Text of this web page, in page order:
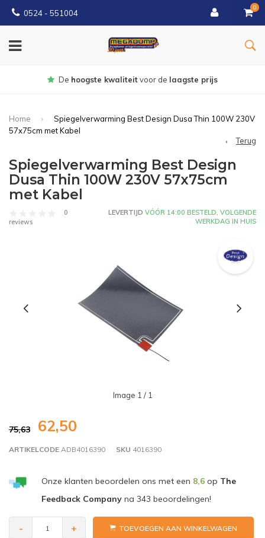
0524 - 551004
0
Gratisbezorgd vanaf €150
Home
Spiegelverwarming Best Design Dusa Thin 100W 230V
57x75cm met Kabel
Terug
Spiegelverwarming Best Design
Dusa Thin 100W 230V 57x75cm
met Kabel
0
reviews
LEVERTIJD VÓÓR 14:00 BESTELD, VOLGENDE
WERKDAG IN HUIS
Image 1 / 1
75,63 62,50
ARTIKELCODE ADB4016390 SKU 4016390
Onze klanten beoordelen ons met een 8,6op The
Feedback Companyna 343 beoordelingen!
- + TOEVOEGEN AAN WINKELWAGEN